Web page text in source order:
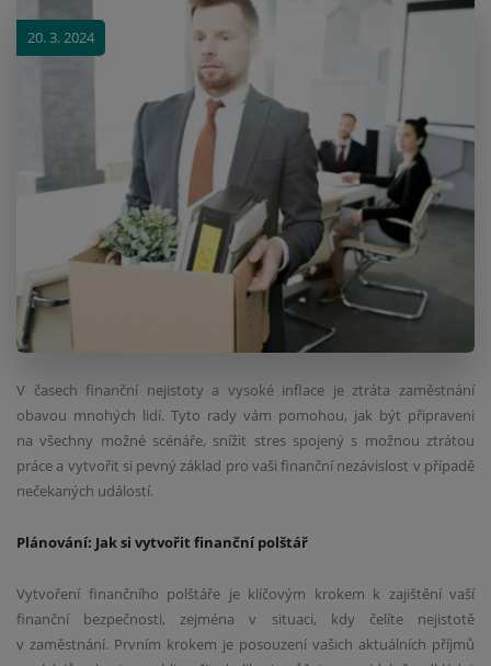
20. 3. 2024
V časech finanční nejistoty a vysoké inflace je ztráta zaměstnání
obavou mnohých lidí. Tyto rady vám pomohou, jak být připraveni
na všechny možné scénáře, snížit stres spojený s možnou ztrátou
práce a vytvořit si pevný základ pro vaši finanční nezávislost v případě
nečekaných událostí.
Plánování: Jak si vytvořit finanční polštář
Vytvoření finančního polštáře je klíčovým krokem k zajištění vaší
finanční bezpečnosti, zejména v situaci, kdy čelíte nejistotě
v zaměstnání. Prvním krokem je posouzení vašich aktuálních příjmů